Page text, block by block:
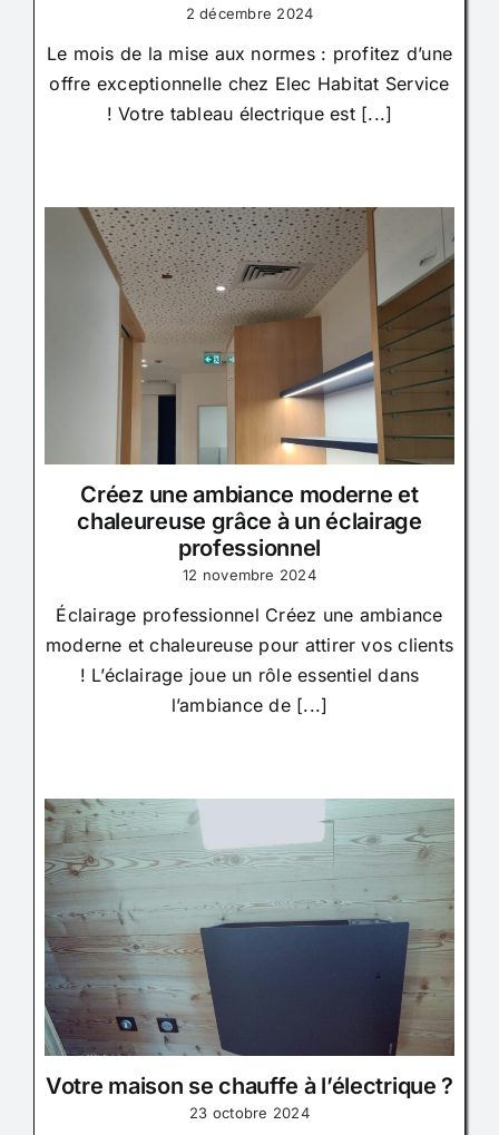
2 décembre 2024
Le mois de la mise aux normes : profitez d’une
offre exceptionnelle chez Elec Habitat Service
! Votre tableau électrique est [...]
Créez une ambiance moderne et
chaleureuse grâce à un éclairage
professionnel
12 novembre 2024
Éclairage professionnel Créez une ambiance
moderne et chaleureuse pour attirer vos clients
! L’éclairage joue un rôle essentiel dans
l’ambiance de [...]
Votre maison se chauffe à l’électrique ?
23 octobre 2024